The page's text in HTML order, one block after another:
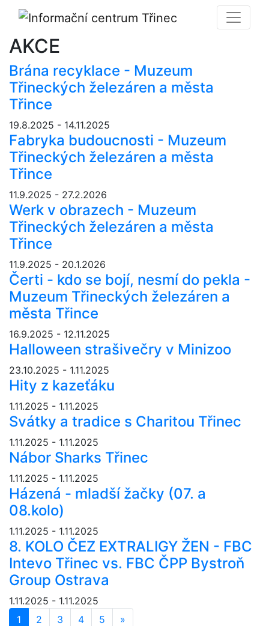
AKCE
Brána recyklace - Muzeum
Třineckých železáren a města
Třince
19.8.2025 - 14.11.2025
Fabryka budoucnosti - Muzeum
Třineckých železáren a města
Třince
11.9.2025 - 27.2.2026
Werk v obrazech - Muzeum
Třineckých železáren a města
Třince
11.9.2025 - 20.1.2026
Čerti - kdo se bojí, nesmí do pekla -
Muzeum Třineckých železáren a
města Třince
16.9.2025 - 12.11.2025
Halloween strašivečry v Minizoo
23.10.2025 - 1.11.2025
Hity z kazeťáku
1.11.2025 - 1.11.2025
Svátky a tradice s Charitou Třinec
1.11.2025 - 1.11.2025
Nábor Sharks Třinec
1.11.2025 - 1.11.2025
Házená - mladší žačky (07. a
08.kolo)
1.11.2025 - 1.11.2025
8. KOLO ČEZ EXTRALIGY ŽEN - FBC
Intevo Třinec vs. FBC ČPP Bystroň
Group Ostrava
1.11.2025 - 1.11.2025
1
2 3 4 5 »